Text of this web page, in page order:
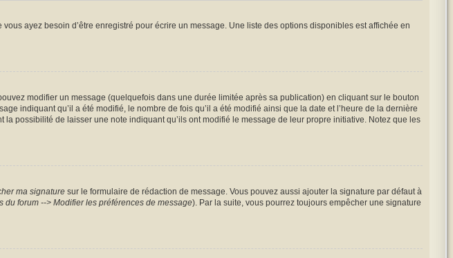
ayez besoin d’être enregistré pour écrire un message. Une liste des options disponibles est affichée en
modifier un message (quelquefois dans une durée limitée après sa publication) en cliquant sur le bouton
indiquant qu’il a été modifié, le nombre de fois qu’il a été modifié ainsi que la date et l’heure de la dernière
possibilité de laisser une note indiquant qu’ils ont modifié le message de leur propre initiative. Notez que les
ma signaturesur le formulaire de rédaction de message. Vous pouvez aussi ajouter la signature par défaut à
du forum --> Modifier les préférences de message). Par la suite, vous pourrez toujours empêcher une signature